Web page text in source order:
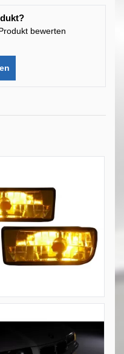
bewerten